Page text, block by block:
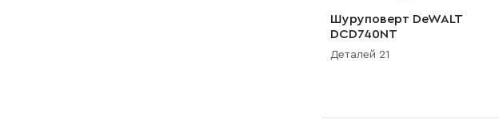
Шуруповерт DeWALT
DCD740NT
Деталей 21